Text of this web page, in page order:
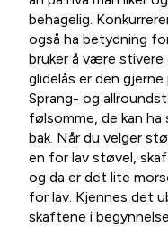
behagelig.
også ha betydning
bruker å være
glidelås er den gjerne
Sprang- og
følsomme, de kan
bak. Når du velger
en for lav støvel,
og da er det lite
for lav. Kjennes det
skaftene i